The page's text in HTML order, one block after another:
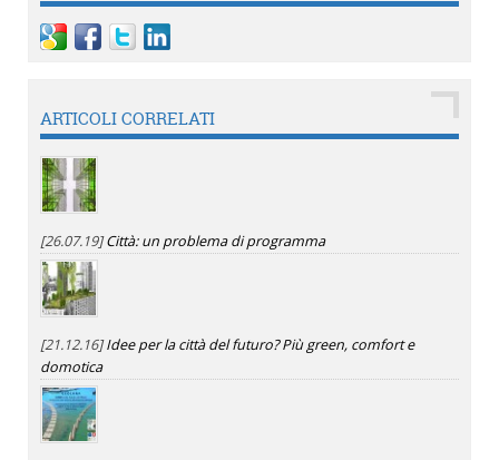
ARTICOLI CORRELATI
[26.07.19]Città: un problema di programma
[21.12.16]Idee per la città del futuro? Più green, comfort e
domotica